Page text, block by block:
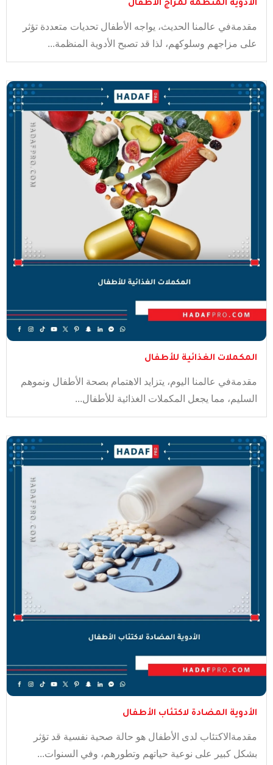
الأدوية المنظمة لمزاج الأطفال
مقدمةفي عالمنا الحديث، يواجه الأطفال تحديات متعددة تؤثر
على مزاجهم وسلوكهم، لذا قد تصبح الأدوية المنظمة...
المكملات الغذائية للأطفال
مقدمةفي عالمنا اليوم، يتزايد الاهتمام بصحة الأطفال ونموهم
السليم، مما يجعل المكملات الغذائية للأطفال...
الأدوية المضادة لاكتئاب الأطفال
مقدمةالاكتئاب لدى الأطفال هو حالة صحية نفسية قد تؤثر
بشكل كبير على نوعية حياتهم وتطورهم، وفي السنوات...